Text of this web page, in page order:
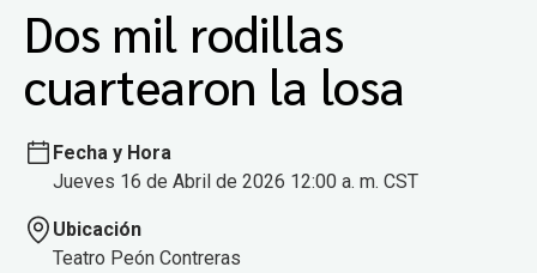
Dos mil rodillas
cuartearon la losa
Fecha y Hora
Jueves 16 de Abril de 2026 12:00 a. m. CST
Ubicación
Teatro Peón Contreras